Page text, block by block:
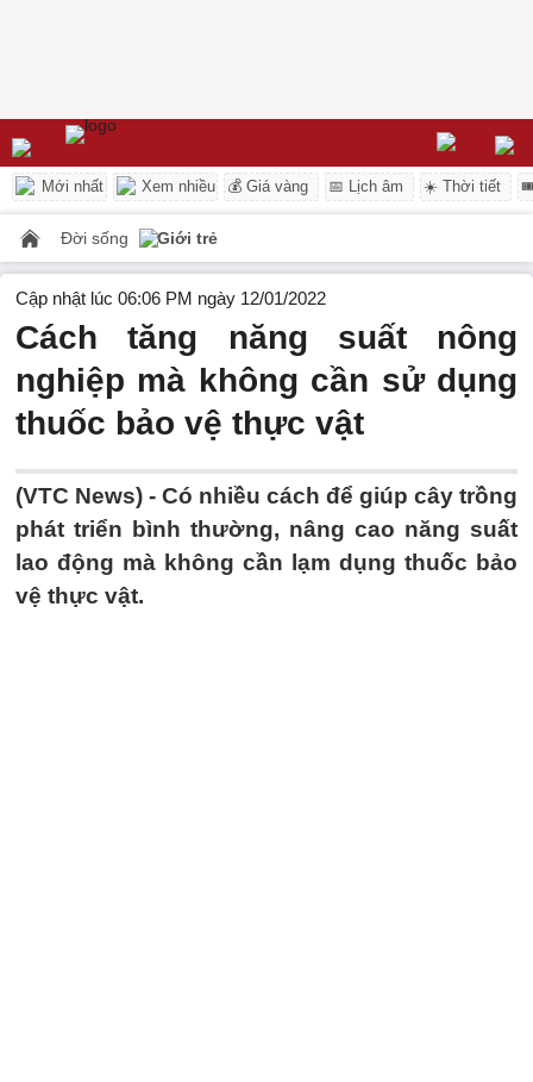
Mới nhất Xem nhiều 💰 Giá vàng 📅 Lịch âm ☀️ Thời tiết
Đời sống Giới trẻ
Cập nhật lúc 06:06 PM ngày 12/01/2022
Cách tăng năng suất nông
nghiệp mà không cần sử dụng
thuốc bảo vệ thực vật
(VTC News) - Có nhiều cách để giúp cây trồng
phát triển bình thường, nâng cao năng suất
lao động mà không cần lạm dụng thuốc bảo
vệ thực vật.